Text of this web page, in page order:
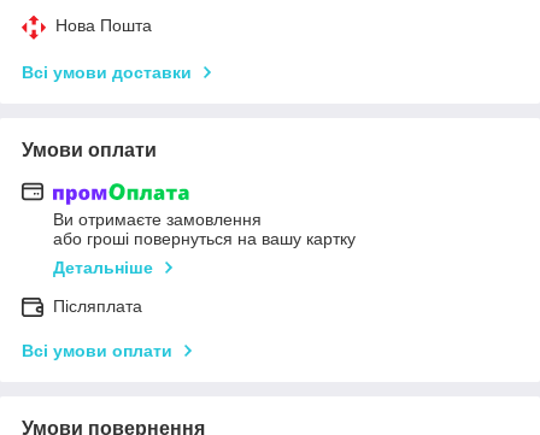
Нова Пошта
Всі умови доставки
Умови оплати
Ви отримаєте замовлення
або гроші повернуться на вашу картку
Детальніше
Післяплата
Всі умови оплати
Умови повернення